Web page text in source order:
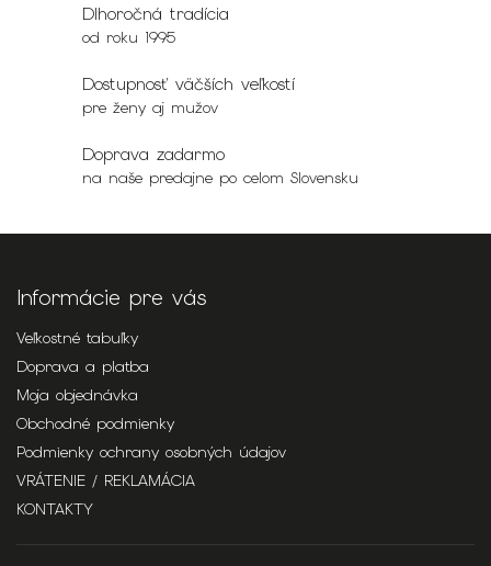
Dlhoročná tradícia
od roku 1995
Dostupnosť väčších veľkostí
pre ženy aj mužov
Doprava zadarmo
na naše predajne po celom Slovensku
Informácie pre vás
Veľkostné tabuľky
Doprava a platba
Moja objednávka
Obchodné podmienky
Podmienky ochrany osobných údajov
VRÁTENIE / REKLAMÁCIA
KONTAKTY